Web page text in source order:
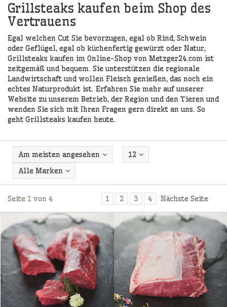
Grillsteaks kaufen beim Shop des
Vertrauens
Egal welchen Cut Sie bevorzugen, egal ob Rind, Schwein
oder Geflügel, egal ob küchenfertig gewürzt oder Natur,
Grillsteaks kaufen im Online-Shop von Metzger24.com ist
zeitgemäß und bequem. Sie unterstützen die regionale
Landwirtschaft und wollen Fleisch genießen, das noch ein
echtes Naturprodukt ist. Erfahren Sie mehr auf unserer
Website zu unserem Betrieb, der Region und den Tieren und
wenden Sie sich mit Ihren Fragen gern direkt an uns. So
geht Grillsteaks kaufen heute.
Am meisten angesehen
12
Alle Marken
Seite 1 von 4 1 2 3 4 Nächste Seite